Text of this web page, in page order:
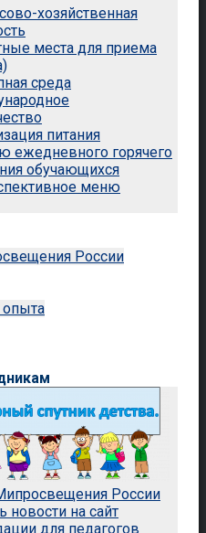
хозяйственная
места для приема
среда
питания
ежедневного горячего
обучающихся
меню
России
России
новости на сайт
для педагогов